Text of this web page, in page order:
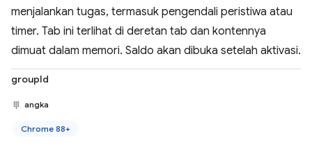
menjalankan tugas, termasuk pengendali peristiwa atau
timer. Tab ini terlihat di deretan tab dan kontennya
dimuat dalam memori. Saldo akan dibuka setelah aktivasi.
groupId
angka
Chrome 88+